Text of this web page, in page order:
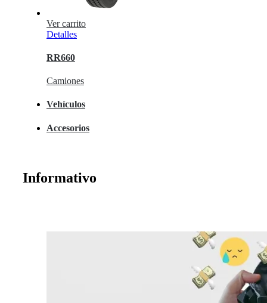
Ver carrito
Detalles
RR660
Camiones
Vehículos
Accesorios
Informativo